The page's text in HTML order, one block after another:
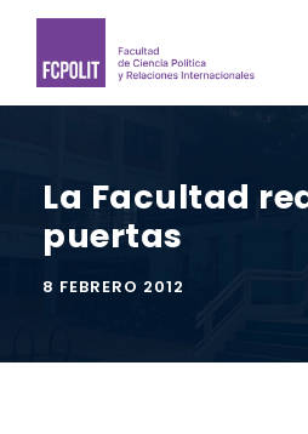
La Facultad
puertas
8 FEBRERO 2012